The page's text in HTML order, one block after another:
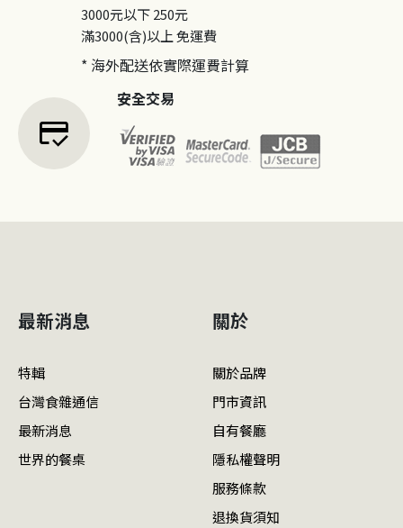
3000元以下250元
滿3000(含)以上免運費
* 海外配送依實際運費計算
credit_score
安全交易
最新消息
特輯
台灣食雜通信
最新消息
世界的餐桌
關於
關於品牌
門市資訊
自有餐廳
隱私權聲明
服務條款
退換貨須知